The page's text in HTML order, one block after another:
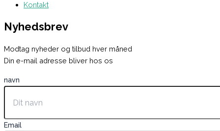
Kontakt
Nyhedsbrev
Modtag nyheder og tilbud hver måned
Din e-mail adresse bliver hos os
navn
Email